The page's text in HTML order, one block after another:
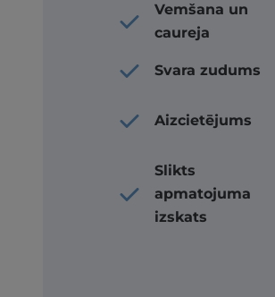
Vemšana un
caureja
Svara zudums
Aizcietējums
Slikts
apmatojuma
izskats